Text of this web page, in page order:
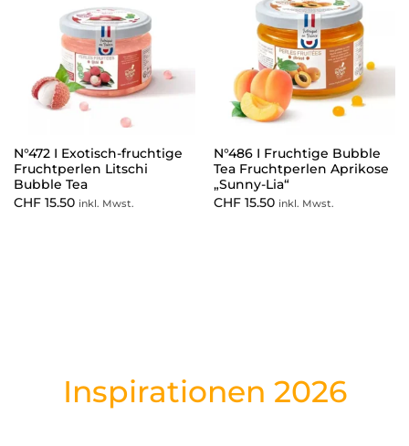
N°472 I Exotisch-fruchtige
Fruchtperlen Litschi
Bubble Tea
CHF15.50 inkl. Mwst.
N°486 I Fruchtige Bubble
Tea Fruchtperlen Aprikose
„Sunny-Lia“
CHF15.50 inkl. Mwst.
Inspirationen 2026